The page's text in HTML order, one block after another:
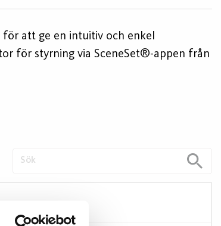
för att ge en intuitiv och enkel
för styrning via SceneSet®-appen från